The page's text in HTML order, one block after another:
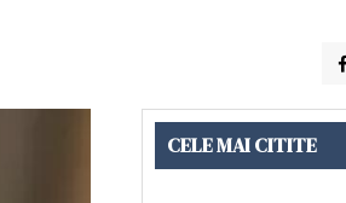
CELE MAI CITITE